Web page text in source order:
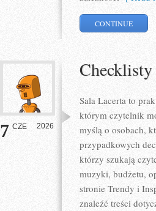
CONTINUE
7 CZE 2026
Sala Lacerta to
którym czytelnik
myślą o osobach,
przypadkowych
którzy szukają
muzyki, budżetu,
stronie Trendy i
znaleźć treści